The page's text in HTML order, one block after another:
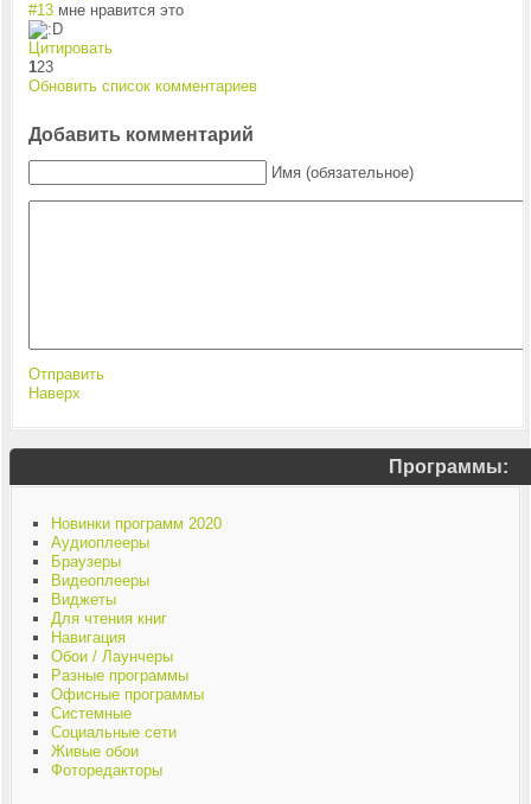
#13 мне нравится это
Цитировать
123
Обновить список комментариев
Добавить комментарий
Имя (обязательное)
Отправить
Наверх
Программы:
Новинки программ 2020
Аудиоплееры
Браузеры
Видеоплееры
Виджеты
Для чтения книг
Навигация
Обои / Лаунчеры
Разные программы
Офисные программы
Системные
Социальные сети
Живые обои
Фоторедакторы